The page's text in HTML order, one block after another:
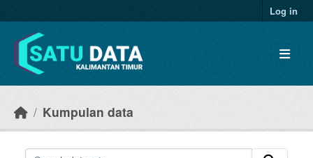
Log in
Kumpulan data